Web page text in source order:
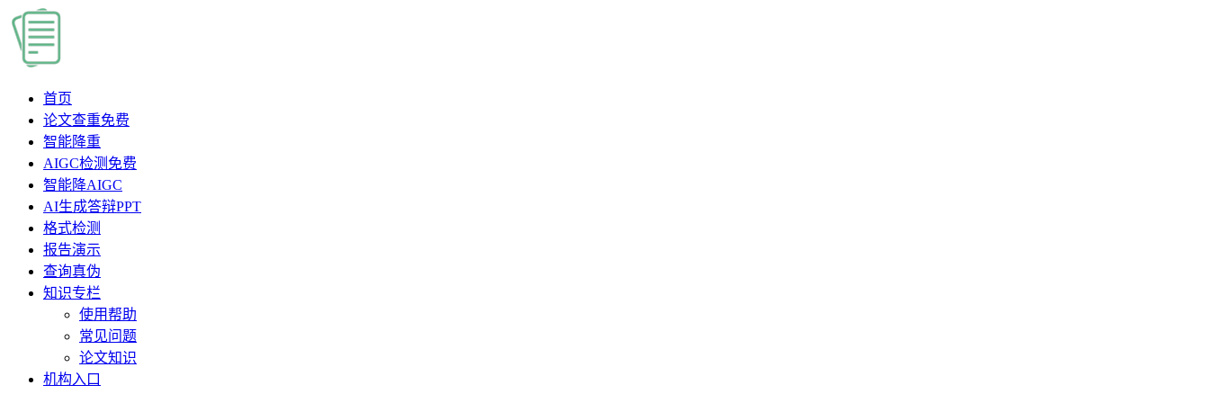
首页
论文查重免费
智能降重
AIGC检测 免费
智能降AIGC
AI生成答辩PPT
格式检测
报告演示
查询真伪
知识专栏
使用帮助
常见问题
论文知识
机构入口